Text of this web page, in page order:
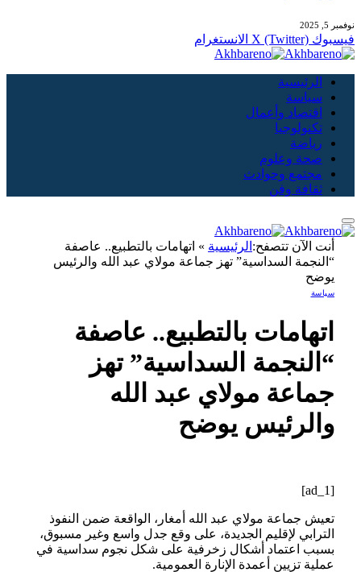
نوفمبر 5, 2025
فيسبوك X (Twitter) الانستغرام
الرئيسية
سياسة
اقتصاد وأعمال
تكنولوجيا
رياضة
صحة وعلوم
مجتمع وحوادث
ثقافة وفن
أنت الآن تتصفح: الرئيسية » اتهامات بالتطبيع.. عاصفة
“النجمة السداسية” تهز جماعة مولاي عبد الله والرئيس
يوضح
سياسة
اتهامات بالتطبيع.. عاصفة
“النجمة السداسية” تهز
جماعة مولاي عبد الله
والرئيس يوضح
[ad_1]
تعيش جماعة مولاي عبد الله أمغار، الواقعة ضمن النفوذ
الترابي لإقليم الجديدة، على وقع جدل واسع وغير مسبوق،
بسبب اعتماد أشكال زخرفية على شكل نجوم سداسية في
عملية تزيين أعمدة الإنارة العمومية.